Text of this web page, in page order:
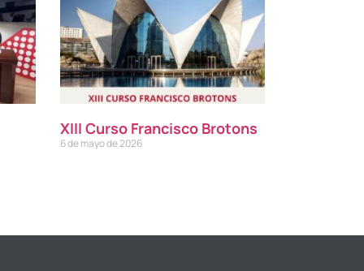
XIII Curso Francisco Brotons
6 de mayo de 2026